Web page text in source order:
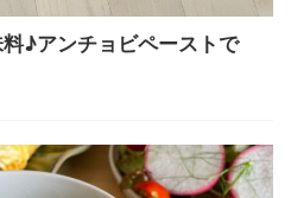
♪アンチョビペーストで